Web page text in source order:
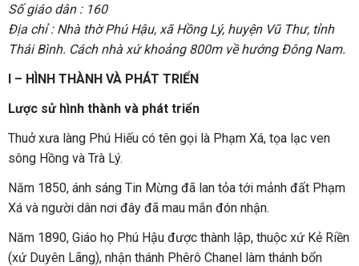
Số giáo dân : 160
Địa chỉ : Nhà thờ Phú Hậu, xã Hồng Lý, huyện Vũ Thư, tỉnh
Thái Bình. Cách nhà xứ khoảng 800m về hướng Đông Nam.
I – HÌNH THÀNH VÀ PHÁT TRIỂN
Lược sử hình thành và phát triển
Thuở xưa làng Phú Hiếu có tên gọi là Phạm Xá, tọa lạc ven
sông Hồng và Trà Lý.
Năm 1850, ánh sáng Tin Mừng đã lan tỏa tới mảnh đất Phạm
Xá và người dân nơi đây đã mau mắn đón nhận.
Năm 1890, Giáo họ Phú Hậu được thành lập, thuộc xứ Kẻ Riền
(xứ Duyên Lãng), nhận thánh Phêrô Chanel làm thánh bổn